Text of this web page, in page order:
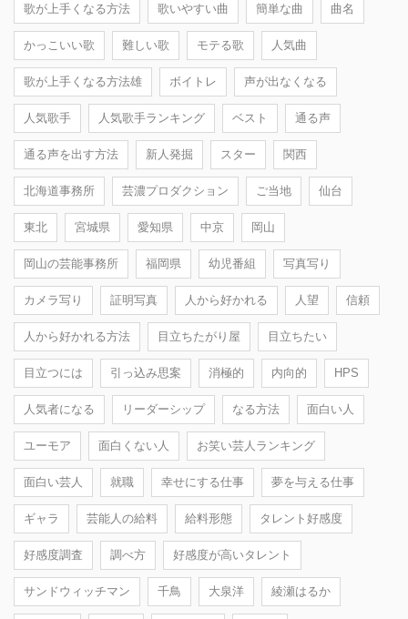
歌が上手くなる方法 歌いやすい曲 簡単な曲 曲名
かっこいい歌 難しい歌 モテる歌 人気曲
歌が上手くなる方法雄 ボイトレ 声が出なくなる
人気歌手 人気歌手ランキング ベスト 通る声
通る声を出す方法 新人発掘 スター 関西
北海道事務所 芸濃プロダクション ご当地 仙台
東北 宮城県 愛知県 中京 岡山
岡山の芸能事務所 福岡県 幼児番組 写真写り
カメラ写り 証明写真 人から好かれる 人望 信頼
人から好かれる方法 目立ちたがり屋 目立ちたい
目立つには 引っ込み思案 消極的 内向的 HPS
人気者になる リーダーシップ なる方法 面白い人
ユーモア 面白くない人 お笑い芸人ランキング
面白い芸人 就職 幸せにする仕事 夢を与える仕事
ギャラ 芸能人の給料 給料形態 タレント好感度
好感度調査 調べ方 好感度が高いタレント
サンドウィッチマン 千鳥 大泉洋 綾瀬はるか